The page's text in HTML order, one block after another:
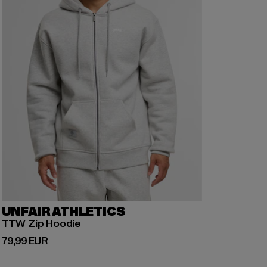
UNFAIR ATHLETICS
TTW Zip Hoodie
79,99 EUR
Derzeitiger Preis: 79,99 EUR